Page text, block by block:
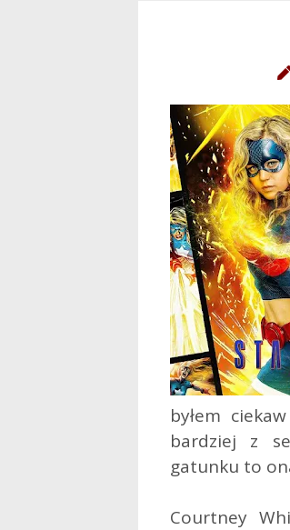
byłem
bardziej z
gatunku to
Courtney